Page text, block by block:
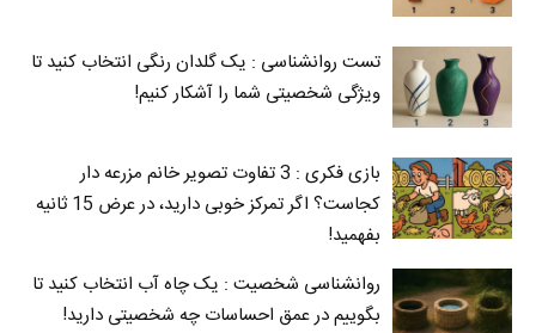
تست روانشناسی : یک گلدان رنگی انتخاب کنید تا
ویژگی شخصیتی شما را آشکار کنیم!
بازی فکری : 3 تفاوت تصویر خانم مزرعه دار
کجاست؟ اگر تمرکز خوبی دارید، در عرض 15 ثانیه
بفهمید!
روانشناسی شخصیت : یک چاه آب انتخاب کنید تا
بگوییم در عمق احساسات چه شخصیتی دارید!